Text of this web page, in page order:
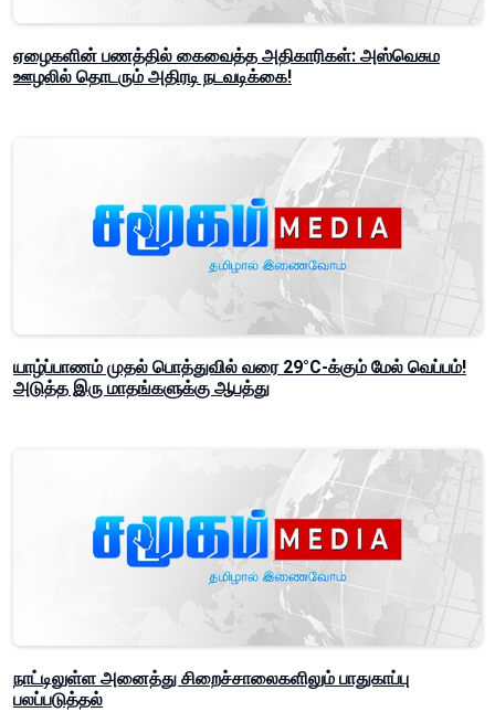
ஏழைகளின் பணத்தில் கைவைத்த அதிகாரிகள்: அஸ்வெசும
ஊழலில் தொடரும் அதிரடி நடவடிக்கை!
யாழ்ப்பாணம் முதல் பொத்துவில் வரை 29°C-க்கும் மேல் வெப்பம்!
அடுத்த இரு மாதங்களுக்கு ஆபத்து
நாட்டிலுள்ள அனைத்து சிறைச்சாலைகளிலும் பாதுகாப்பு
பலப்படுத்தல்